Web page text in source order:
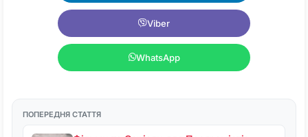
Viber
WhatsApp
ПОПЕРЕДНЯ СТАТТЯ